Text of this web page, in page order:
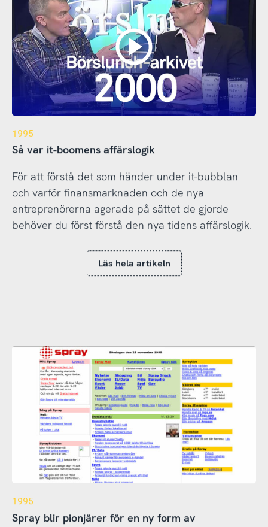
1995
Så var it-boomens affärslogik
För att förstå det som händer under it-bubblan
och varför finansmarknaden och de nya
entreprenörerna agerade på sättet de gjorde
behöver du först förstå den nya tidens affärslogik.
Läs hela artikeln
1995
Spray blir pionjärer för en ny form av